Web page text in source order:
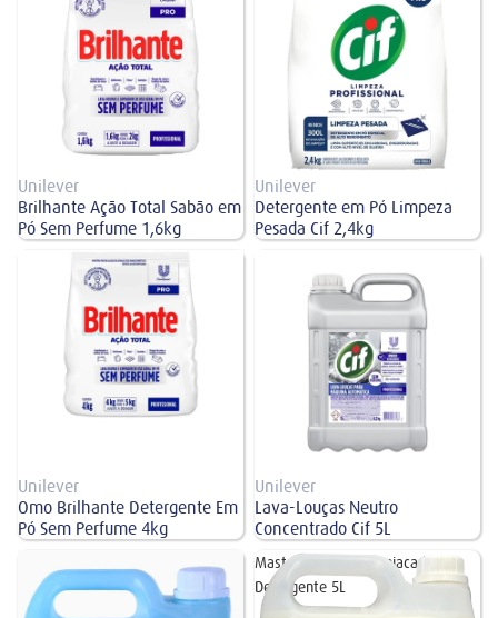
Unilever
Brilhante Ação Total Sabão em
Pó Sem Perfume 1,6kg
Unilever
Detergente em Pó Limpeza
Pesada Cif 2,4kg
Omo Brilhante Detergente Em Pó
Sem Perfume 4kg
Unilever
Omo Brilhante Detergente Em
Pó Sem Perfume 4kg
Unilever
Lava-Louças Neutro
Concentrado Cif 5L
Master Star Desengordurante
Neutro 5L
Master Pratiko Amoniacado
Detergente 5L